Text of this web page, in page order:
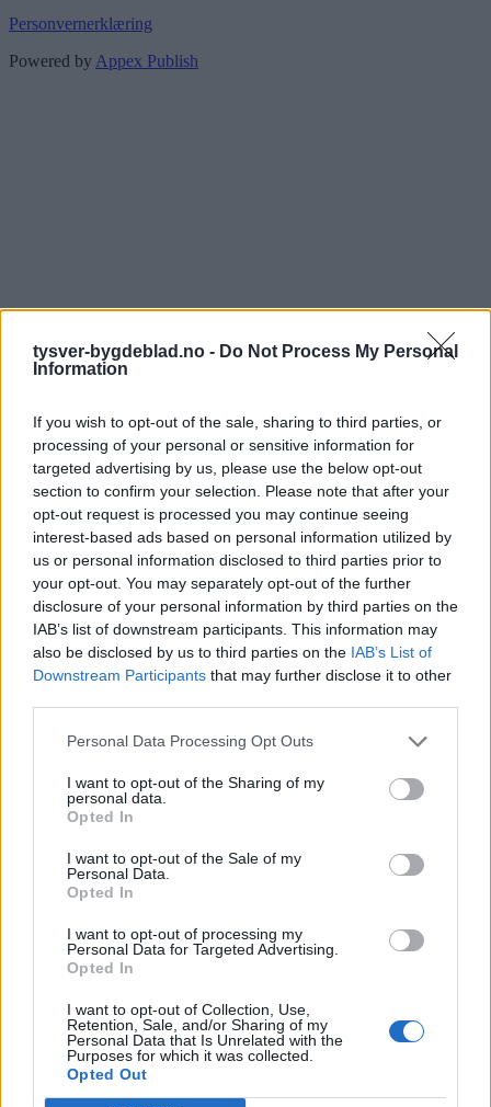
tysver-bygdeblad.no - Do Not Process My Personal
Information
If you wish to opt-out of the sale, sharing to third parties, or
processing of your personal or sensitive information for
targeted advertising by us, please use the below opt-out
section to confirm your selection. Please note that after your
opt-out request is processed you may continue seeing
interest-based ads based on personal information utilized by
us or personal information disclosed to third parties prior to
your opt-out. You may separately opt-out of the further
disclosure of your personal information by third parties on the
IAB’s list of downstream participants. This information may
also be disclosed by us to third parties on the IAB’s List of
Downstream Participants that may further disclose it to other
Personal Data Processing Opt Outs
I want to opt-out of the Sharing of my
personal data.
Opted In
I want to opt-out of the Sale of my
Personal Data.
Opted In
I want to opt-out of processing my
Personal Data for Targeted Advertising.
Opted In
I want to opt-out of Collection, Use,
Retention, Sale, and/or Sharing of my
Personal Data that Is Unrelated with the
Purposes for which it was collected.
Opted Out
Personvernerklæring
Powered by Appex Publish